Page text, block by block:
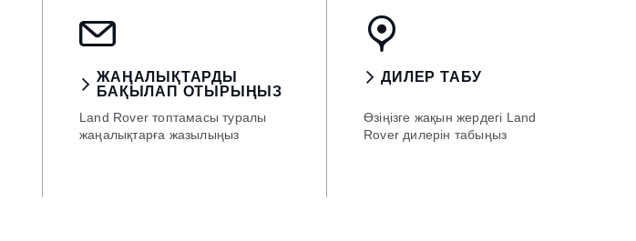
ЖАҢАЛЫҚТАРДЫ
БАҚЫЛАП ОТЫРЫҢЫЗ
Land Rover топтамасы туралы
жаңалықтарға жазылыңыз
ДИЛЕР ТАБУ
Өзіңізге жақын жердегі Land
Rover дилерін табыңыз